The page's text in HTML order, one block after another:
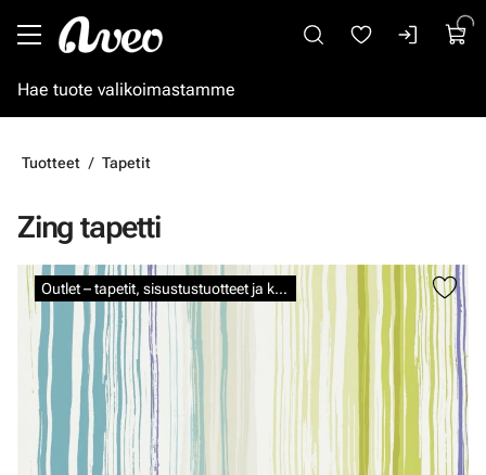
Tuotteet Tapetit
Zing tapetti
Outlet – tapetit, sisustustuotteet ja kalkkimaalit
Ohita kuvat